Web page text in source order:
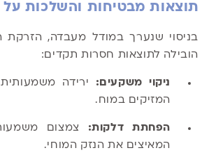
תוצאות מבטיחות והשלכות
בניסוי שנערך במודל מעבדה, הזרקת
הובילה לתוצאות חסרות תקדים:
ניקוי משקעים: ירידה
המזיקים במוח.
הפחתת דלקות: צמצום
המאיצים את הנזק המוחי.